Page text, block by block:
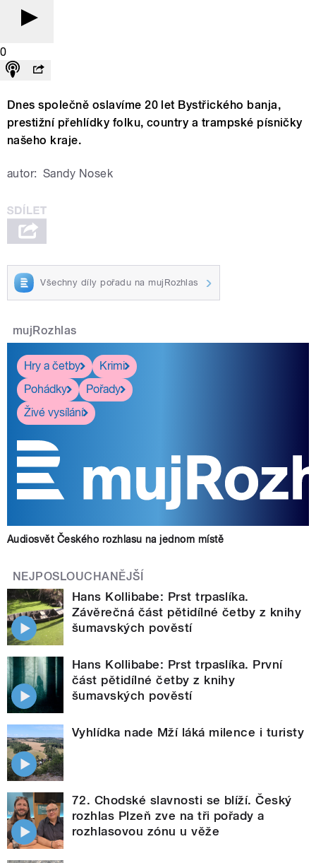
0
Dnes společně oslavíme 20 let Bystřického banja,
prestižní přehlídky folku, country a trampské písničky
našeho kraje.
autor: Sandy Nosek
Všechny díly pořadu na mujRozhlas
mujRozhlas
Hry a četby
Krimi
Pohádky
Pořady
Živé vysílání
Audiosvět Českého rozhlasu na jednom místě
NEJPOSLOUCHANĚJŠÍ
Hans Kollibabe: Prst trpaslíka.
Závěrečná část pětidílné četby z knihy
šumavských pověstí
Hans Kollibabe: Prst trpaslíka. První
část pětidílné četby z knihy
šumavských pověstí
Vyhlídka nade Mží láká milence i turisty
72. Chodské slavnosti se blíží. Český
rozhlas Plzeň zve na tři pořady a
rozhlasovou zónu u věže